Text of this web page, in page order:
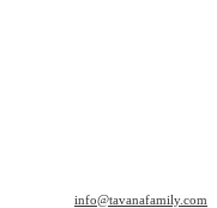
info@tavanafamily.com